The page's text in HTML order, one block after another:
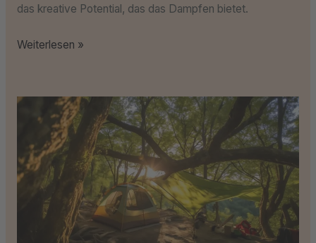
das kreative Potential, das das Dampfen bietet.
Weiterlesen »
Schatten
Reisen:
Die
flexible